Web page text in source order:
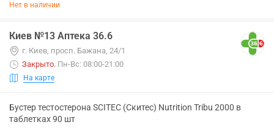
Нет в наличии
Киев №13 Аптека 36.6
г. Киев, просп. Бажана, 24/1
Закрыто. Пн-Вс: 08:00-21:00
На карте
Бустер тестостерона SCITEC (Скитес) Nutrition Tribu 2000 в
таблетках 90 шт